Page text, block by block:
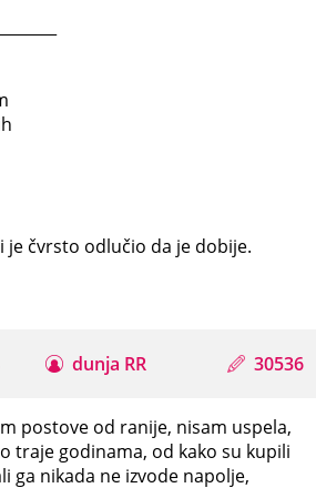
je čvrsto odlučio da je dobije.
dunja RR 30536
postove od ranije, nisam uspela,
traje godinama, od kako su kupili
ga nikada ne izvode napolje,